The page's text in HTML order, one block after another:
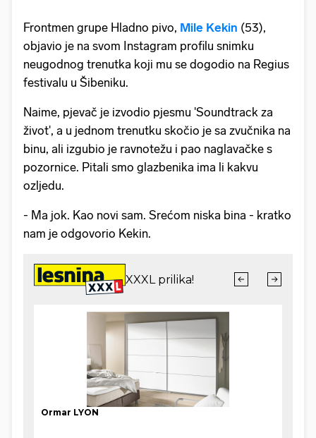
Frontmen grupe Hladno pivo, Mile Kekin (53),
objavio je na svom Instagram profilu snimku
neugodnog trenutka koji mu se dogodio na Regius
festivalu u Šibeniku.
Naime, pjevač je izvodio pjesmu 'Soundtrack za
život', a u jednom trenutku skočio je sa zvučnika na
binu, ali izgubio je ravnotežu i pao naglavačke s
pozornice. Pitali smo glazbenika ima li kakvu
ozljedu.
- Ma jok. Kao novi sam. Srećom niska bina - kratko
nam je odgovorio Kekin.